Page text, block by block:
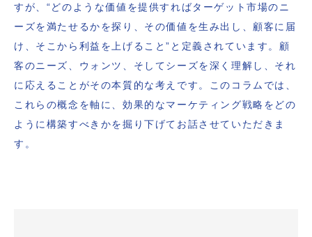
すが、“どのような価値を提供すればターゲット市場のニ
ーズを満たせるかを探り、その価値を生み出し、顧客に届
け、そこから利益を上げること”と定義されています。顧
客のニーズ、ウォンツ、そしてシーズを深く理解し、それ
に応えることがその本質的な考えです。このコラムでは、
これらの概念を軸に、効果的なマーケティング戦略をどの
ように構築すべきかを掘り下げてお話させていただきま
す。